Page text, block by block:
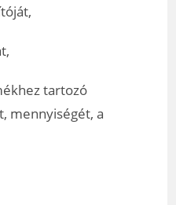
tartozó
mennyiségét, a